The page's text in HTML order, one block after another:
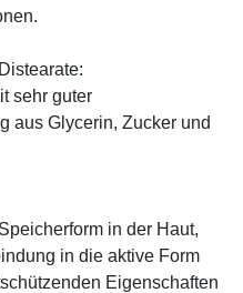
sehr guter
aus Glycerin, Zucker und
in der Haut,
in die aktive Form
Eigenschaften